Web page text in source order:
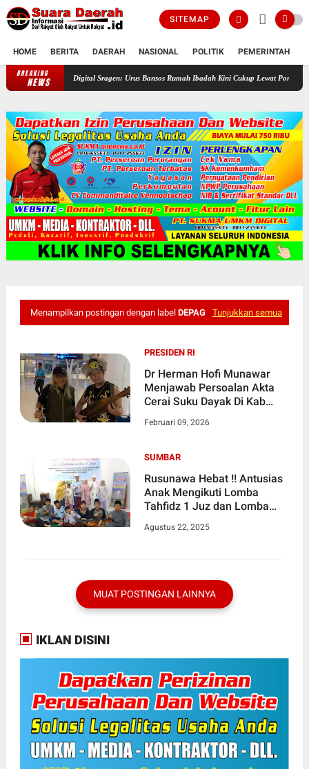
SITEMAP
HOME BERITA DAERAH NASIONAL POLITIK PEMERINTAH
BREAKING
NEWS
Revolusi Digital Sragen: Urus Bansos Rumah Ibadah Kini Cukup Lewat Ponsel! IGABA
Menampilkan postingan dengan label DEPAG Tunjukkan semua
PRESIDEN RI
Dr Herman Hofi Munawar
Menjawab Persoalan Akta
Cerai Suku Dayak Di Kab
Sesuai Undang Undang Yang
Februari 09, 2026
SUMBAR
Rusunawa Hebat !! Antusias
Anak Mengikuti Lomba
Tahfidz 1 Juz dan Lomba
80
Agustus 22, 2025
MUAT POSTINGAN LAINNYA
IKLAN DISINI